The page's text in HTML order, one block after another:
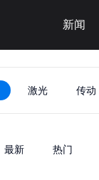
新闻
激光 传动
最新
最新 热门
热门